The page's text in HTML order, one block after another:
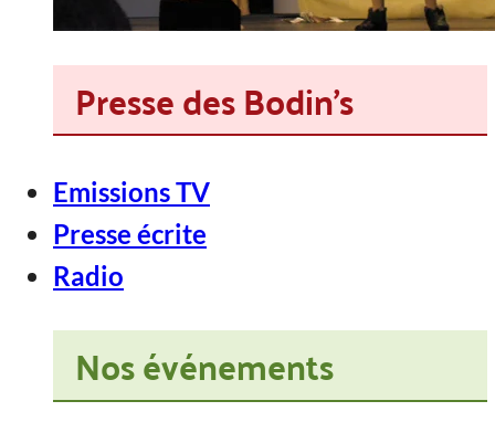
Presse des Bodin's
Emissions TV
Presse écrite
Radio
Nos événements